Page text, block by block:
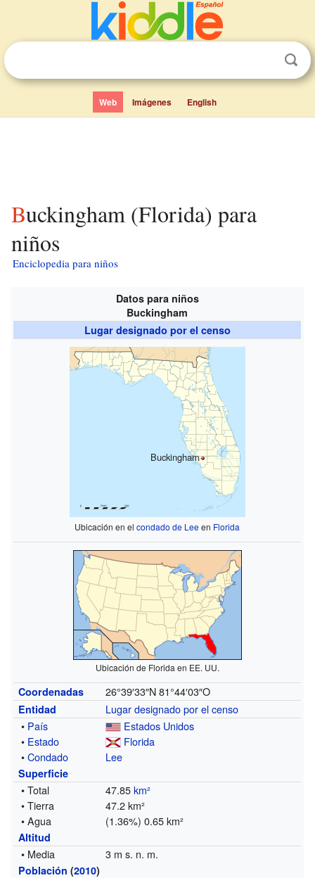
Web Imágenes English
Buckingham (Florida) para
niños
Enciclopedia para niños
Datos para niños
Buckingham
Lugar designado por el censo
Buckingham
Ubicación en elcondado de Leeen Florida
Ubicación de Florida en EE. UU.
Coordenadas 26°39′33″N 81°44′03″O
Entidad
Lugar designado por el censo
• País
Estados Unidos
• Estado
Florida
•Condado Lee
Superficie
• Total 47.85km²
• Tierra
47.2 km²
• Agua
(1.36%) 0.65 km²
Altitud
• Media 3 m s. n. m.
Población (2010)